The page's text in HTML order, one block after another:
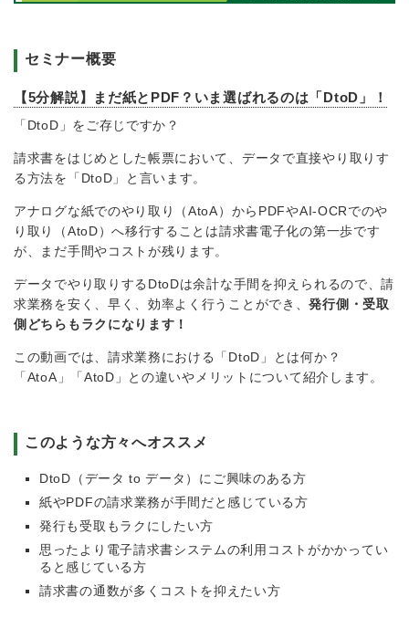
セミナー概要
【5分解説】まだ紙とPDF？いま選ばれるのは「DtoD」！
「DtoD」をご存じですか？
請求書をはじめとした帳票において、データで直接やり取りす
る方法を「DtoD」と言います。
アナログな紙でのやり取り（AtoA）からPDFやAI-OCRでのや
り取り（AtoD）へ移行することは請求書電子化の第一歩です
が、まだ手間やコストが残ります。
データでやり取りするDtoDは余計な手間を抑えられるので、請
求業務を安く、早く、効率よく行うことができ、発行側・受取
側どちらもラクになります！
この動画では、請求業務における「DtoD」とは何か？
「AtoA」「AtoD」との違いやメリットについて紹介します。
このような方々へオススメ
DtoD（データ to データ）にご興味のある方
紙やPDFの請求業務が手間だと感じている方
発行も受取もラクにしたい方
思ったより電子請求書システムの利用コストがかかってい
ると感じている方
請求書の通数が多くコストを抑えたい方